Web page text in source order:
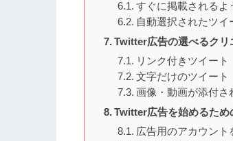
すぐに掲載されるよ
自動選択されたツイ
Twitter広告の選べるクリ
リンク付きツイート
文字だけのツイート
画像・動画が添付さ
Twitter広告を始めるため
広告用のアカウント